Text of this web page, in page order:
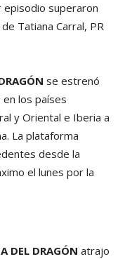
episodio superaron
Tatiana Carral, PR
se estrenó
los países
y Oriental e Iberia a
La plataforma
desde la
el lunes por la
DEL DRAGÓN atrajo